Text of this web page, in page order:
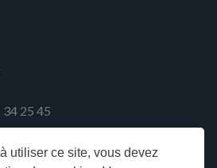
utiliser ce site, vous devez
34 25 45